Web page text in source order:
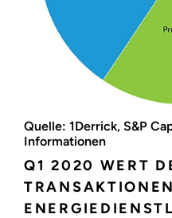
Quelle: 1Derrick, S&P
Informationen
Q1 2020 WERT